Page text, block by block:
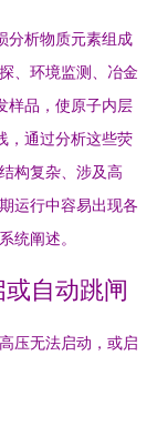
分析物质元素组成
、环境监测、冶金
样品，使原子内层
，通过分析这些荧
构复杂、涉及高
运行中容易出现各
统阐述。
自动跳闸
压无法启动，或启